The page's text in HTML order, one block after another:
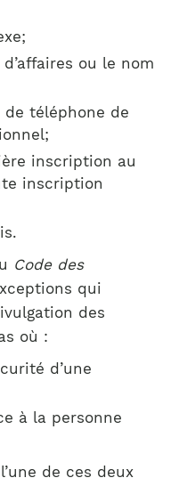
ou le nom
de téléphone de
inscription au
inscription
Code des
qui
des
où :
d’une
à la personne
de ces deux